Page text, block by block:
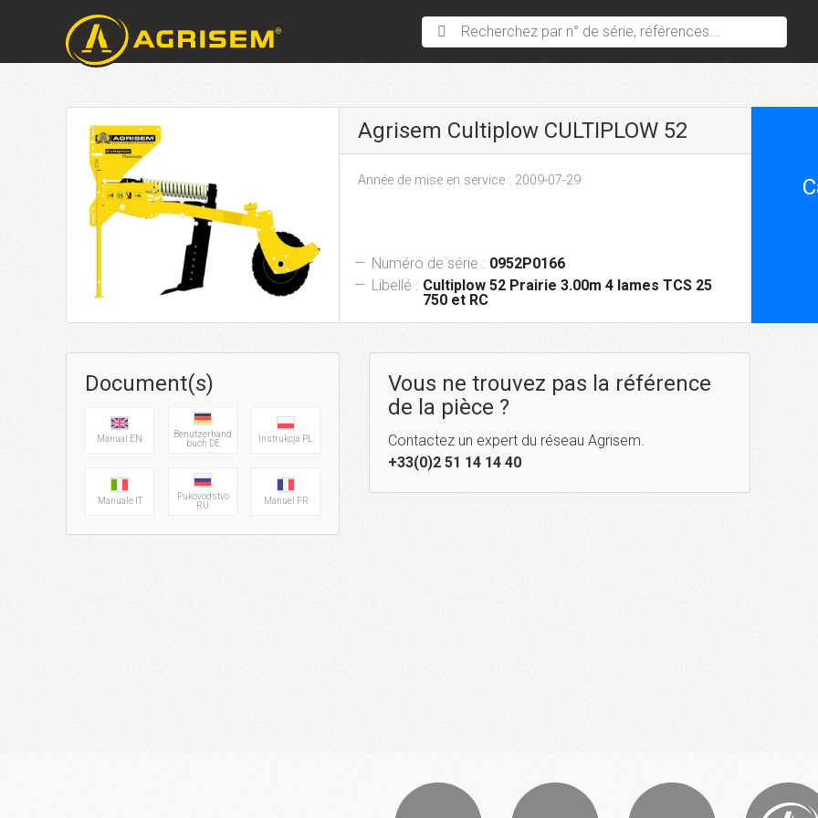
Recherchez par n° de série, références...
Agrisem Cultiplow CULTIPLOW 52
Année de mise en service : 2009-07-29
Numéro de série : 0952P0166
Libellé : Cultiplow 52 Prairie 3.00m 4 lames TCS 25
750 et RC
Document(s)
Manual EN
Benutzerhand
buch DE
Instrukcja PL
Manuale IT
Pukovodstvo
RU
Manuel FR
Vous ne trouvez pas la référence
de la pièce ?
Contactez un expert du réseau Agrisem.
+33(0)2 51 14 14 40